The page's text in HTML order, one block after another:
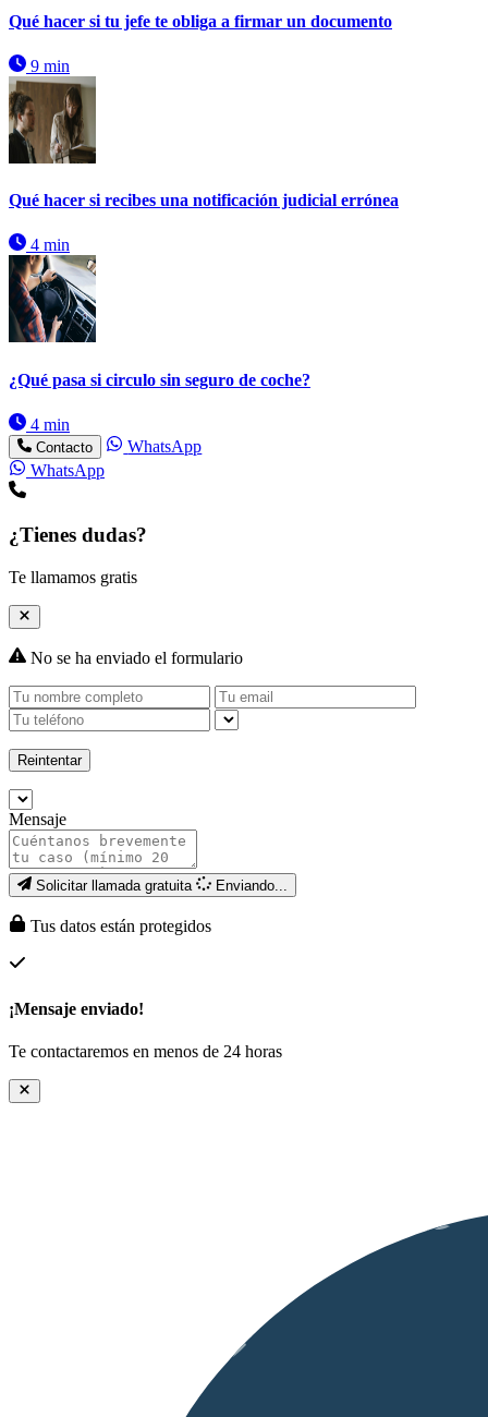
Qué hacer si tu jefe te obliga a firmar un documento
9 min
Qué hacer si recibes una notificación judicial errónea
4 min
¿Qué pasa si circulo sin seguro de coche?
4 min
Contacto
WhatsApp
WhatsApp
¿Tienes dudas?
Te llamamos gratis
No se ha enviado el formulario
Reintentar
Mensaje
Solicitar llamada gratuita Enviando...
Tus datos están protegidos
¡Mensaje enviado!
Te contactaremos en menos de 24 horas